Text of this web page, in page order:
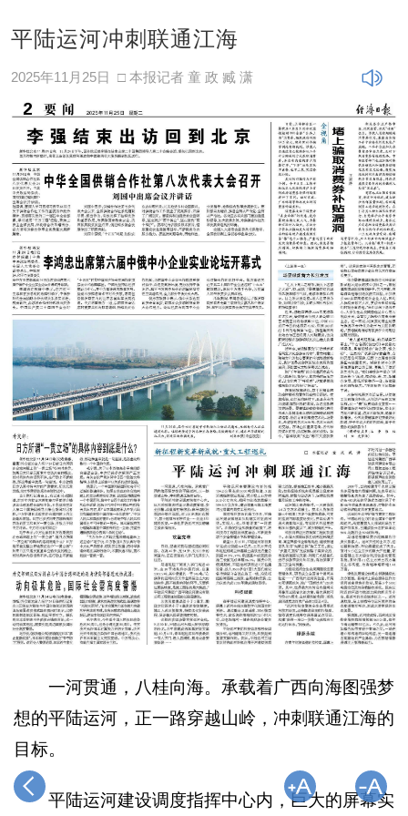
平陆运河冲刺联通江海
2025年11月25日 □ 本报记者 童 政 臧 潇
一河贯通，八桂向海。承载着广西向海图强梦
想的平陆运河，正一路穿越山岭，冲刺联通江海的
目标。
平陆运河建设调度指挥中心内，巨大的屏幕实